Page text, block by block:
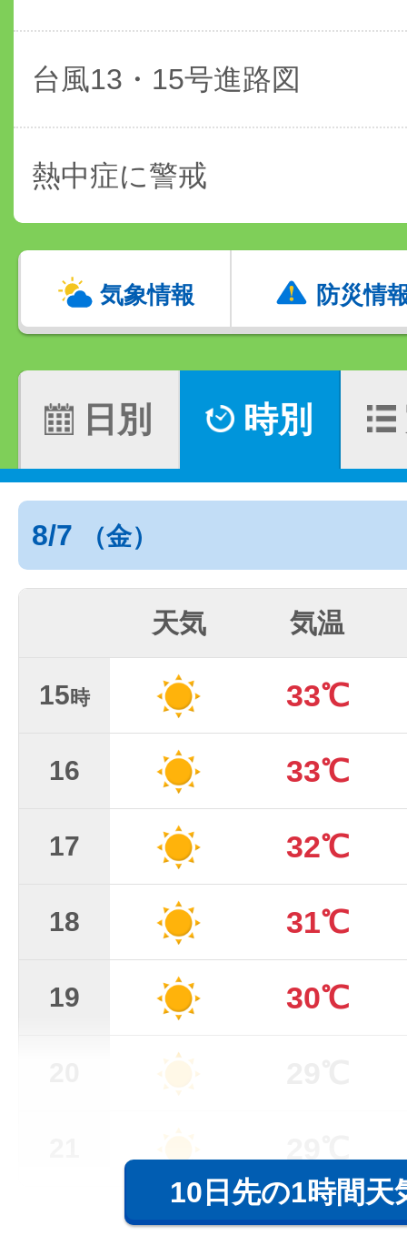
台風13・15号進路図
熱中症に警戒
気象情報 防災情
日別 時別
8/7 （金）
天気 気温
15時 33℃
16 33℃
17 32℃
18 31℃
19 30℃
10日先の1時間天